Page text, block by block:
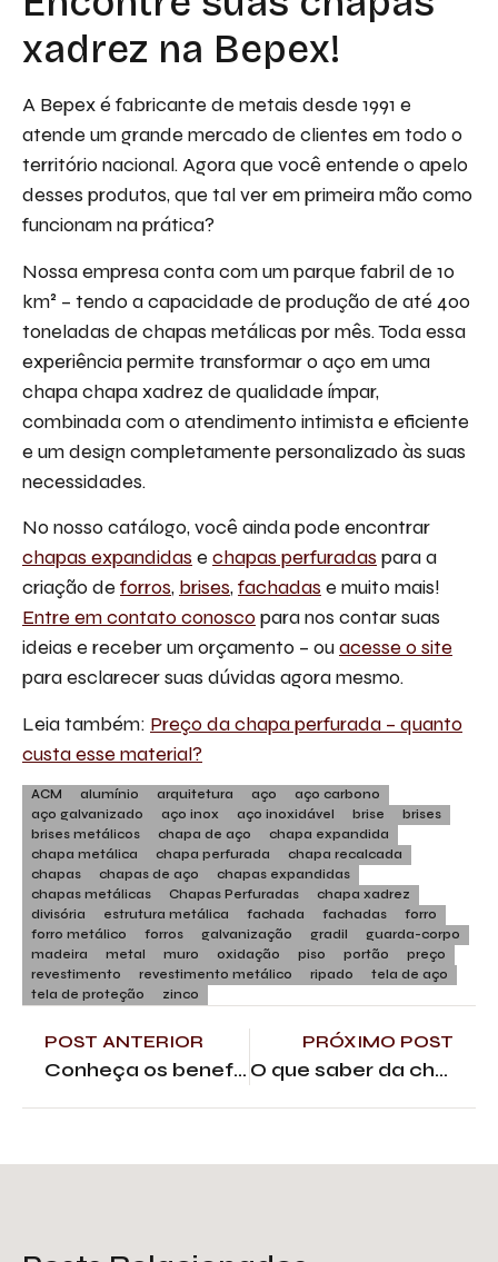
xadrez na Bepex!
A Bepex é fabricante de metais desde 1991 e
atende um grande mercado de clientes em todo o
território nacional. Agora que você entende o apelo
desses produtos, que tal ver em primeira mão como
funcionam na prática?
Nossa empresa conta com um parque fabril de 10
km² – tendo a capacidade de produção de até 400
toneladas de chapas metálicas por mês. Toda essa
experiência permite transformar o aço em uma
chapa chapa xadrez de qualidade ímpar,
combinada com o atendimento intimista e eficiente
e um design completamente personalizado às suas
necessidades.
No nosso catálogo, você ainda pode encontrar
chapas expandidas e chapas perfuradas para a
criação de forros, brises,fachadas e muito mais!
Entre em contato conoscopara nos contar suas
ideias e receber um orçamento – ouacesse o site
para esclarecer suas dúvidas agora mesmo.
Leia também: Preço da chapa perfurada – quanto
custa esse material?
ACM alumínio arquitetura aço
aço carbono
aço galvanizado
aço inox aço inoxidável brise
brises
brises metálicos
chapa de aço
chapa expandida
chapa metálica
chapa perfurada
chapa recalcada
chapas
chapas de aço
chapas expandidas
chapas metálicas
Chapas Perfuradas
chapa xadrez
divisória
estrutura metálica fachada fachadas
forro
forro metálico
forros galvanização gradil
guarda-corpo
madeira
metal muro oxidação piso portão
preço
revestimento
revestimento metálico ripado
tela de aço
tela de proteção
zinco
POST ANTERIOR
Conheça os benefícios dos brises de alumínio
PRÓXIMO POST
O que saber da chapa de ferro fundido?